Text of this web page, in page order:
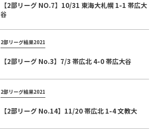
【2部リーグ NO.7】10/31 東海大札幌 1-1 帯広大
谷
2部リーグ結果2021
【2部リーグ No.3】7/3 帯広北 4-0 帯広大谷
2部リーグ結果2021
【2部リーグ No.14】11/20 帯広北 1-4 文教大